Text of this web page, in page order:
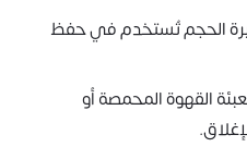
الحجم تُستخدم في حفظ
القهوة المحمصة أو